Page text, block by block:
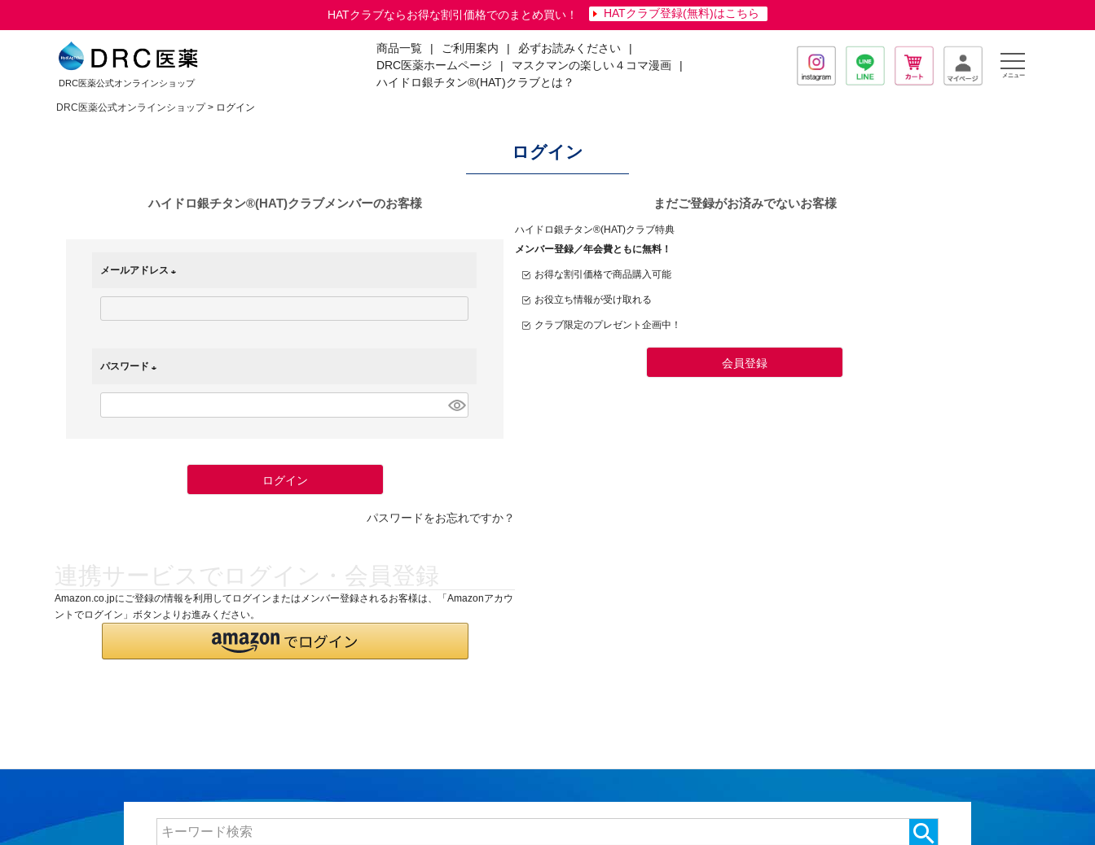
HATクラブならお得な割引価格でのまとめ買い！ HATクラブ登録(無料)はこちら
DRC医薬公式オンラインショップ
商品一覧 ご利用案内 必ずお読みください
DRC医薬ホームページ
マスクマンの楽しい４コマ漫画
ハイドロ銀チタン®(HAT)クラブとは？
メニュー
□ プライバシーポリシー
□ 特定商取引法に基づく表示
□ ハイドロ銀チタン®(HAT)クラブとは？
DRC医薬公式オンラインショップ
ログイン
ログイン
ハイドロ銀チタン®(HAT)クラブメンバーのお客様
メールアドレス
(
パスワード
(
ログイン
パスワードをお忘れですか？
連携サービスでログイン・会員登録
Amazon.co.jpにご登録の情報を利用してログインまたはメンバー登録されるお客様は、「Amazonアカウ
ントでログイン」ボタンよりお進みください。
まだご登録がお済みでないお客様
ハイドロ銀チタン®(HAT)クラブ特典
メンバー登録／年会費ともに無料！
お得な割引価格で商品購入可能
お役立ち情報が受け取れる
クラブ限定のプレゼント企画中！
会員登録